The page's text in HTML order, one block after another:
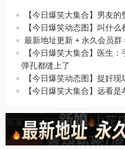
【今日爆笑大集合】男友
【今日爆笑动态图】叫什
最新地址更新 + 永久会员群
【今日爆笑大集合】​医生
弹孔都缝上了
【今日爆笑动态图​】捉奸现
【今日爆笑大集合】远看